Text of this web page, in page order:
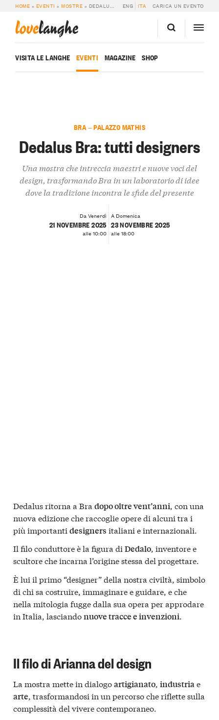
HOME » EVENTI »MOSTRE » DEDALUS BRA: TUTTI DESIGNERS ENG ITA CARICA UN EVENTO
lovelanghe
VISITA LE LANGHE EVENTI MAGAZINE SHOP
BRA — PALAZZO MATHIS
Dedalus Bra: tutti designers
Una mostra che intreccia maestri e nuove voci del
design, trasformando Bra in un laboratorio di idee
dove la tradizione incontra le sfide del presente
Da Venerdì
21 NOVEMBRE 2025
alle 10:00
A Domenica
23 NOVEMBRE 2025
alle 18:00
Dedalus ritorna a Bra dopo oltre vent’anni, con una
nuova edizione che raccoglie opere di alcuni tra i
più importanti designers italiani e internazionali.
Il filo conduttore è la figura di Dedalo, inventore e
scultore che incarna l’origine stessa del progettare.
È lui il primo “designer” della nostra civiltà, simbolo
di chi sa costruire, immaginare e guidare, e che
nella mitologia fugge dalla sua opera per approdare
in Italia, lasciandonuove tracce e invenzioni.
Il filo di Arianna del design
La mostra mette in dialogoartigianato, industriae
arte, trasformandosi in un percorso che riflette sulla
complessità del vivere contemporaneo.